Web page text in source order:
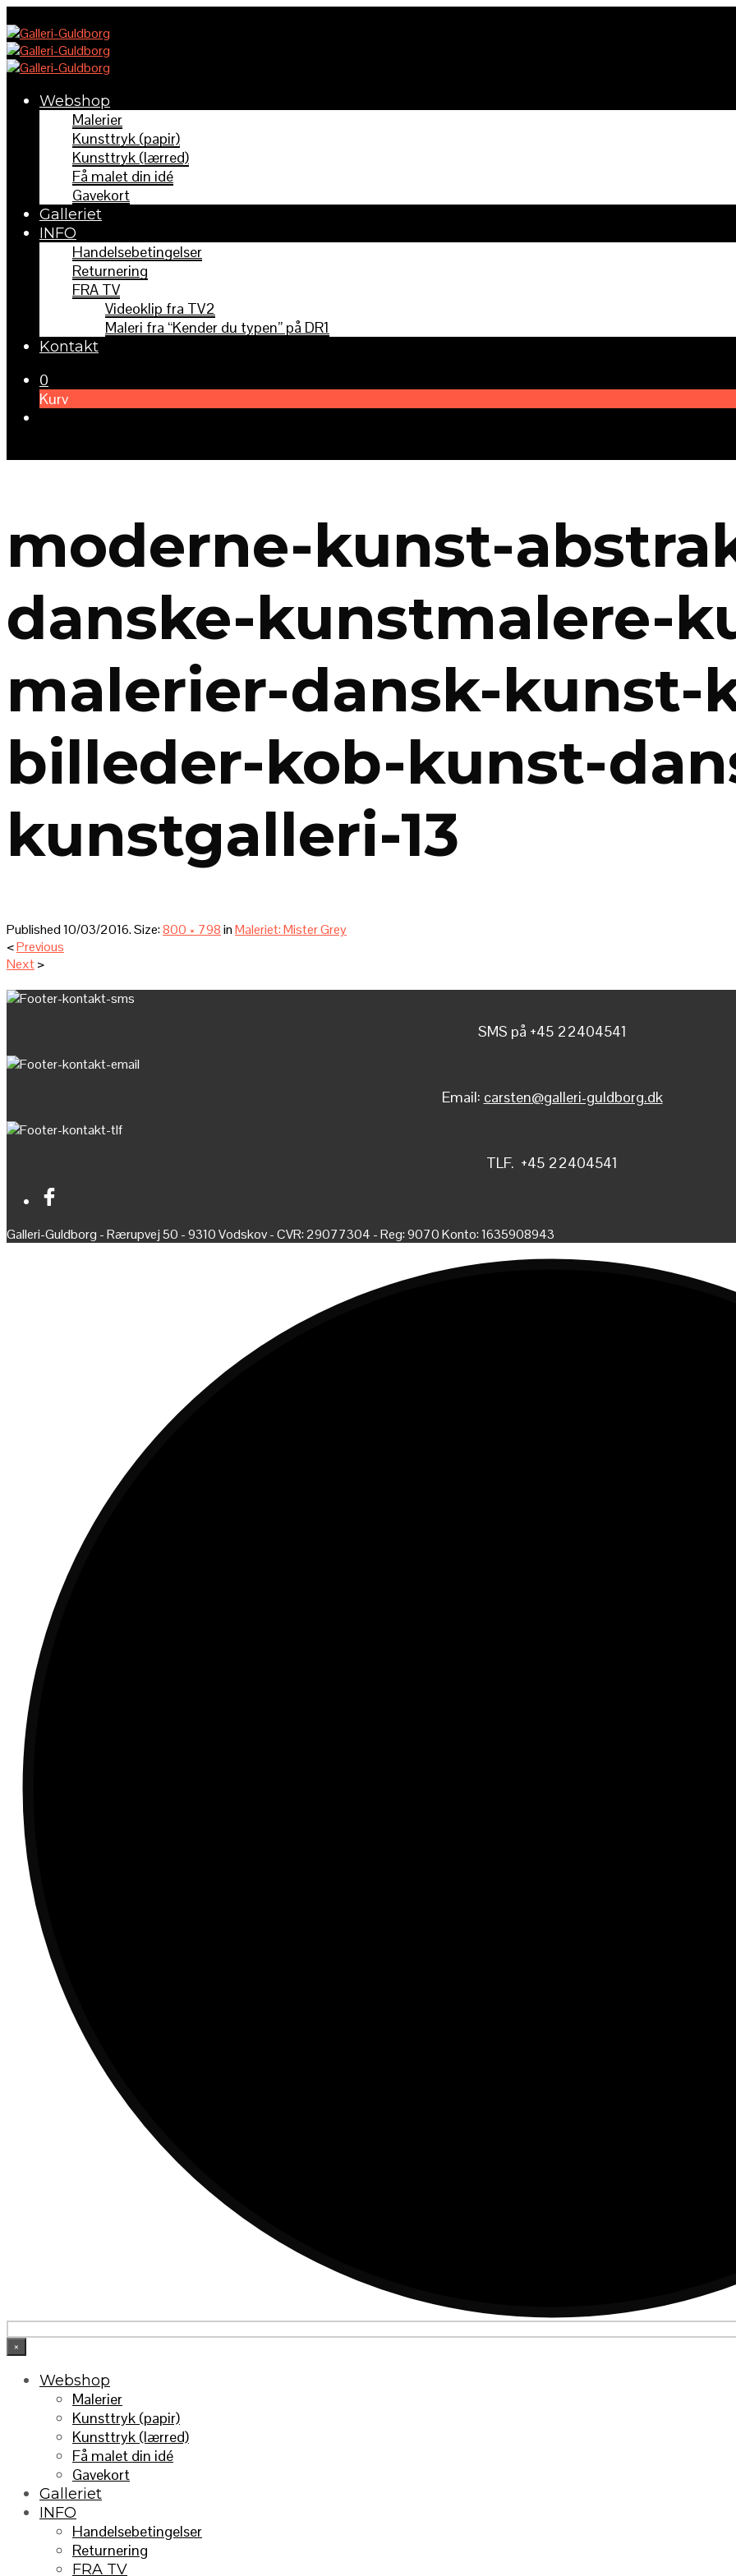
Webshop
Malerier
Kunsttryk (papir)
Kunsttryk (lærred)
Få malet din idé
Gavekort
Galleriet
INFO
Handelsebetingelser
Returnering
FRA TV
Videoklip fra TV2
Maleri fra “Kender du typen” på DR1
Kontakt
0
Kurv
moderne-kunst-
danske-kunstmalere-
malerier-dansk-kunst-
billeder-kob-kunst-
kunstgalleri-13
Published10/03/2016. Size:800 × 798inMaleriet: Mister Grey
<Previous
Next>
SMS på +45 22404541
Email: carsten@galleri-guldborg.dk
TLF. +45 22404541
Galleri-Guldborg - Rærupvej 50 - 9310 Vodskov - CVR: 29077304 - Reg: 9070 Konto: 1635908943
×
Webshop
Malerier
Kunsttryk (papir)
Kunsttryk (lærred)
Få malet din idé
Gavekort
Galleriet
INFO
Handelsebetingelser
Returnering
FRA TV